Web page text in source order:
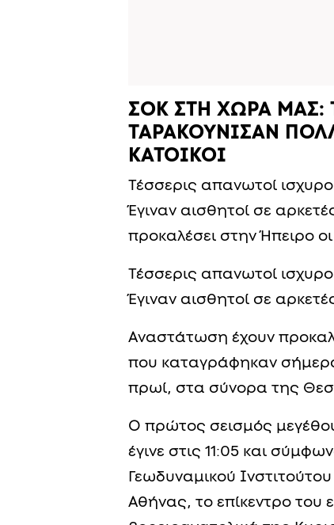
ΣΟΚ ΣΤΗ ΧΩΡΑ ΜΑΣ:
ΤΑΡΑΚΟΥΝΙΣΑΝ
ΚΑΤΟΙΚΟΙ
Τέσσερις απανωτοί
Έγιναν αισθητοί σε
προκαλέσει στην Ήπειρο
Τέσσερις απανωτοί
Έγιναν αισθητοί σε
Αναστάτωση έχουν
που καταγράφηκαν
πρωί, στα σύνορα της
Ο πρώτος σεισμός
έγινε στις 11:05 και
Γεωδυναμικού
Αθήνας, το επίκεντρο του